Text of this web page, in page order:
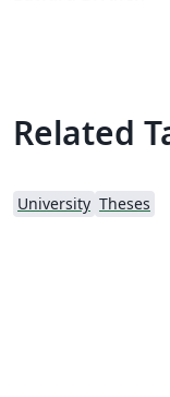
Related
University Theses